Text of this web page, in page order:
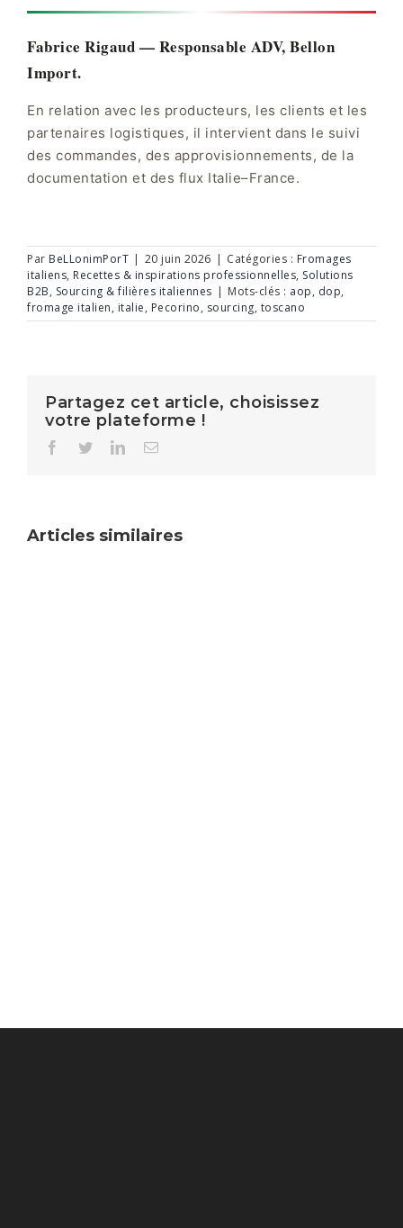
Fabrice Rigaud — Responsable ADV, Bellon
Import.
En relation avec les producteurs, les clients et les
partenaires logistiques, il intervient dans le suivi
des commandes, des approvisionnements, de la
documentation et des flux Italie–France.
Par BeLLonimPorT | 20 juin 2026 | Catégories : Fromages
italiens, Recettes & inspirations professionnelles, Solutions
B2B, Sourcing & filières italiennes | Mots-clés : aop, dop,
fromage italien, italie, Pecorino, sourcing, toscano
Partagez cet article, choisissez
votre plateforme !
Facebook
TwitterLinkedInEmail
Articles similaires